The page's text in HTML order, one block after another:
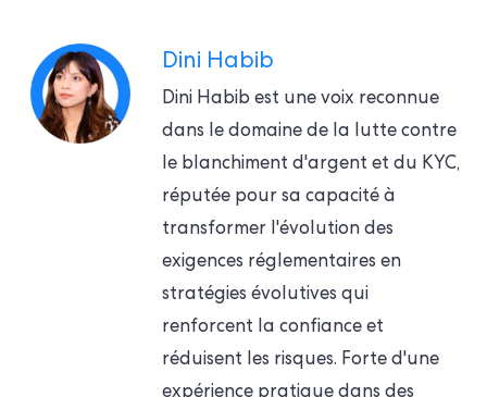
Dini Habib
Dini Habib est une voix reconnue
dans le domaine de la lutte contre
le blanchiment d'argent et du KYC,
réputée pour sa capacité à
transformer l'évolution des
exigences réglementaires en
stratégies évolutives qui
renforcent la confiance et
réduisent les risques. Forte d'une
expérience pratique dans des